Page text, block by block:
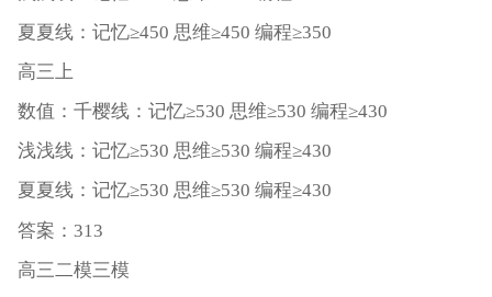
夏夏线：记忆≥450 思维≥450 编程≥350
高三上
数值：千樱线：记忆≥530 思维≥530 编程≥430
浅浅线：记忆≥530 思维≥530 编程≥430
夏夏线：记忆≥530 思维≥530 编程≥430
答案：313
高三二模三模